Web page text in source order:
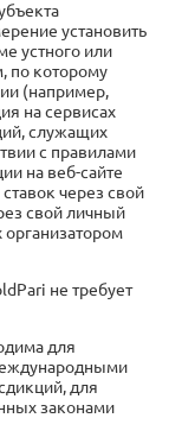
установить
устного или
по которому
(например,
на сервисах
служащих
с правилами
на веб-сайте
через свой
свой личный
не требует
для
для
законами